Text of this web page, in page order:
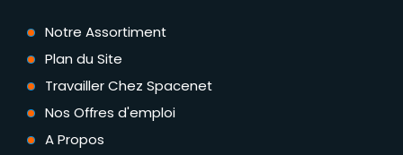
Notre Assortiment
Plan du Site
Travailler Chez Spacenet
Nos Offres d'emploi
A Propos